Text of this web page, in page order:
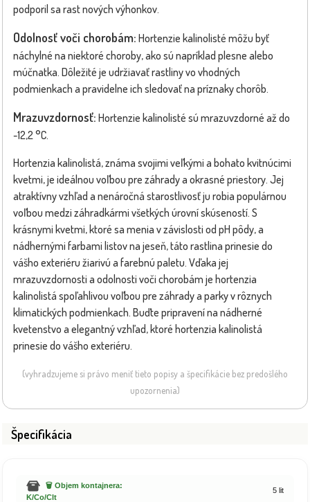
podporil sa rast nových výhonkov.
Odolnosť voči chorobám: Hortenzie kalinolisté môžu byť
náchylné na niektoré choroby, ako sú napríklad plesne alebo
múčnatka. Dôležité je udržiavať rastliny vo vhodných
podmienkach a pravidelne ich sledovať na príznaky chorôb.
Mrazuvzdornosť: Hortenzie kalinolisté sú mrazuvzdorné až do
-12,2 °C.
Hortenzia kalinolistá, známa svojimi veľkými a bohato kvitnúcimi
kvetmi, je ideálnou voľbou pre záhrady a okrasné priestory. Jej
atraktívny vzhľad a nenáročná starostlivosť ju robia populárnou
voľbou medzi záhradkármi všetkých úrovní skúseností. S
krásnymi kvetmi, ktoré sa menia v závislosti od pH pôdy, a
nádhernými farbami listov na jeseň, táto rastlina prinesie do
vášho exteriéru žiarivú a farebnú paletu. Vďaka jej
mrazuvzdornosti a odolnosti voči chorobám je hortenzia
kalinolistá spoľahlivou voľbou pre záhrady a parky v rôznych
klimatických podmienkach. Buďte pripravení na nádherné
kvetenstvo a elegantný vzhľad, ktoré hortenzia kalinolistá
prinesie do vášho exteriéru.
(vyhradzujeme si právo meniť tieto popisy a špecifikácie bez predošlého
upozornenia)
Špecifikácia
🗑️ Objem kontajnera:
K/Co/Clt
5 lit